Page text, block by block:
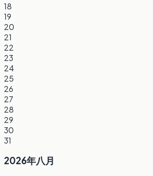
18
19
20
21
22
23
24
25
26
27
28
29
30
31
2026年八月